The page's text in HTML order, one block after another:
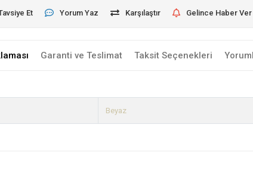
Et Yorum Yaz Karşılaştır Gelince Haber Ver
Garanti ve Teslimat Taksit Seçenekleri
Beyaz